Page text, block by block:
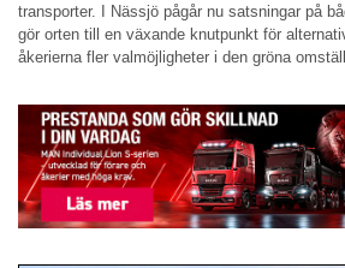
transporter. I Nässjö pågår nu satsningar på
gör orten till en växande knutpunkt för
åkerierna fler valmöjligheter i den gröna